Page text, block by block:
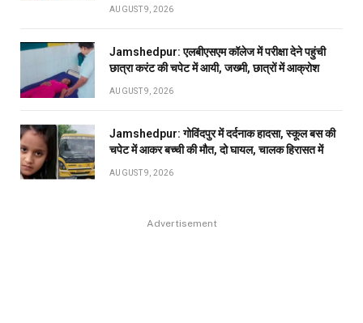
AUGUST 9, 2026
Jamshedpur: एलबीएसएम कॉलेज में परीक्षा देने पहुंची
छात्रा करंट की चपेट में आयी, जख्मी, छात्रों में आक्रोश
AUGUST 9, 2026
Jamshedpur: गोविंदपुर में दर्दनाक हादसा, स्कूल बस की
चपेट में आकर बच्ची की मौत, दो घायल, चालक हिरासत में
AUGUST 9, 2026
Advertisement